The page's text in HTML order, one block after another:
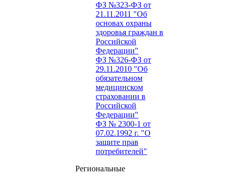
ФЗ №323-ФЗ от
21.11.2011 "Об
основах охраны
здоровья граждан в
Российской
Федерации"
ФЗ №326-ФЗ от
29.11.2010 "Об
обязательном
медицинском
страховании в
Российской
Федерации"
ФЗ № 2300-1 от
07.02.1992 г. "О
защите прав
потребителей"
Региональные